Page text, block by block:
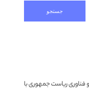
جستجو
ریاست جمهوری با